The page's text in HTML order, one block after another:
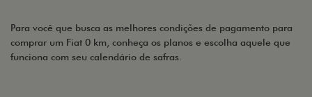
Para você que busca as melhores condições de pagamento para
comprar um Fiat 0 km, conheça os planos e escolha aquele que
funciona com seu calendário de safras.